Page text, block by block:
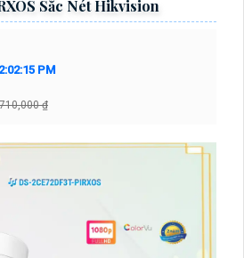
Sắc Nét Hikvision
PM
₫